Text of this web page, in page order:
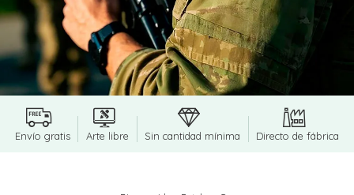
Envío gratis Arte libre Sin cantidad mínima Directo de fábrica